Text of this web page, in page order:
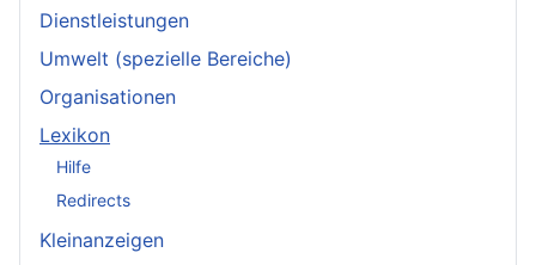
Dienstleistungen
Umwelt (spezielle Bereiche)
Organisationen
Lexikon
Hilfe
Redirects
Kleinanzeigen